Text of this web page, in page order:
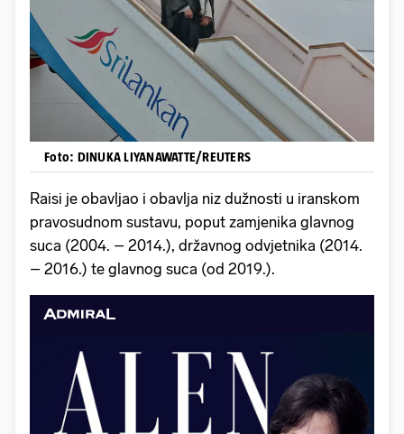
Foto: DINUKA LIYANAWATTE/REUTERS
Raisi je obavljao i obavlja niz dužnosti u iranskom
pravosudnom sustavu, poput zamjenika glavnog
suca (2004. – 2014.), državnog odvjetnika (2014.
– 2016.) te glavnog suca (od 2019.).